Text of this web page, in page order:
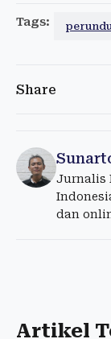
Tags:
Share
Jurnalis
dan
Artikel